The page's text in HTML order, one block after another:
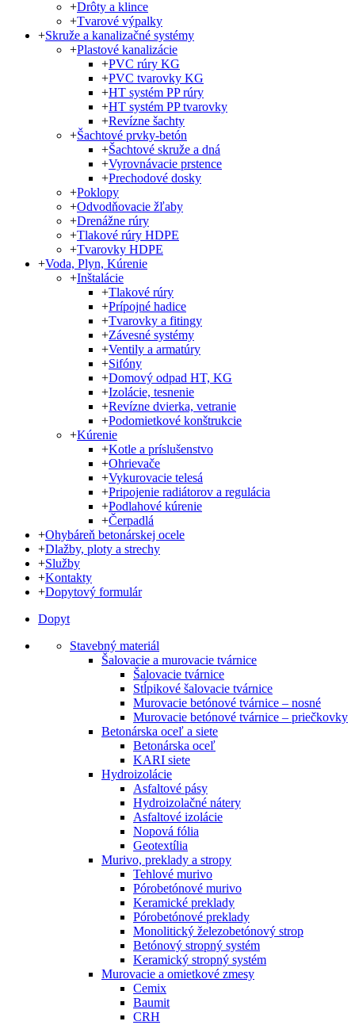
+Drôty a klince
+Tvarové výpalky
+Skruže a kanalizačné systémy
+Plastové kanalizácie
+PVC rúry KG
+PVC tvarovky KG
+HT systém PP rúry
+HT systém PP tvarovky
+Revízne šachty
+Šachtové prvky-betón
+Šachtové skruže a dná
+Vyrovnávacie prstence
+Prechodové dosky
+Poklopy
+Odvodňovacie žľaby
+Drenážne rúry
+Tlakové rúry HDPE
+Tvarovky HDPE
+Voda, Plyn, Kúrenie
+Inštalácie
+Tlakové rúry
+Prípojné hadice
+Tvarovky a fitingy
+Závesné systémy
+Ventily a armatúry
+Sifóny
+Domový odpad HT, KG
+Izolácie, tesnenie
+Revízne dvierka, vetranie
+Podomietkové konštrukcie
+Kúrenie
+Kotle a príslušenstvo
+Ohrievače
+Vykurovacie telesá
+Pripojenie radiátorov a regulácia
+Podlahové kúrenie
+Čerpadlá
+Ohybáreň betonárskej ocele
+Dlažby, ploty a strechy
+Služby
+Kontakty
+Dopytový formulár
Dopyt
Stavebný materiál
Šalovacie a murovacie tvárnice
Šalovacie tvárnice
Stĺpikové šalovacie tvárnice
Murovacie betónové tvárnice – nosné
Murovacie betónové tvárnice – priečkovky
Betonárska oceľ a siete
Betonárska oceľ
KARI siete
Hydroizolácie
Asfaltové pásy
Hydroizolačné nátery
Asfaltové izolácie
Nopová fólia
Geotextília
Murivo, preklady a stropy
Tehlové murivo
Pórobetónové murivo
Keramické preklady
Pórobetónové preklady
Monolitický železobetónový strop
Betónový stropný systém
Keramický stropný systém
Murovacie a omietkové zmesy
Cemix
Baumit
CRH